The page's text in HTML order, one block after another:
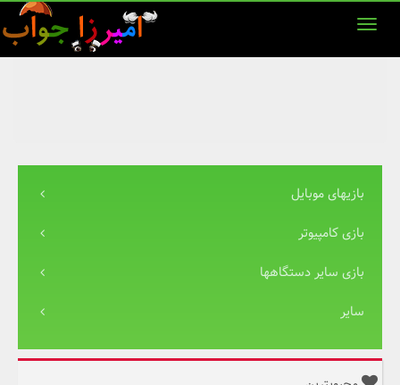
بازیهای موبایل
بازی کامپیوتر
بازی سایر دستگاهها
سایر